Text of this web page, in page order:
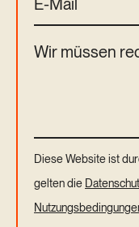
Diese Website ist
gelten die